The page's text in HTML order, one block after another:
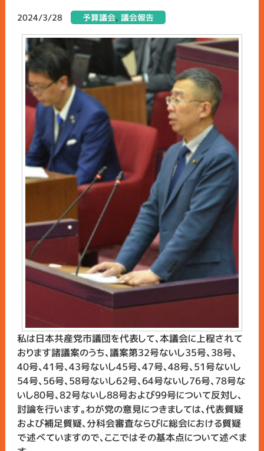
2024/3/28 予算議会, 議会報告
私は日本共産党市議団を代表して、本議会に上程されて
おります諸議案のうち、議案第32号ないし35号、38号、
40号、41号、43号ないし45号、47号、48号、51号ないし
54号、56号、58号ないし62号、64号ないし76号、78号な
いし80号、82号ないし88号および99号について反対し、
討論を行います。わが党の意見につきましては、代表質疑
および補足質疑、分科会審査ならびに総会における質疑
で述べていますので、ここではその基本点について述べま